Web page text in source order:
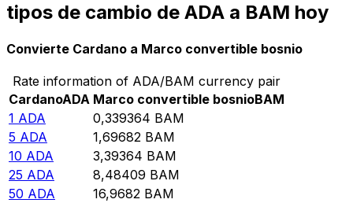
tipos de cambio de ADA a BAM hoy
Convierte Cardano a Marco convertible bosnio
Rate information of ADA/BAM currency pair
CardanoADA Marco convertible bosnioBAM
1 ADA 0,339364 BAM
5 ADA 1,69682 BAM
10 ADA 3,39364 BAM
25 ADA 8,48409 BAM
50 ADA 16,9682 BAM